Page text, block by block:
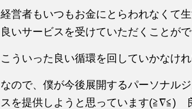
経営者もいつもお金にとらわれなくて
良いサービスを受けていただくことが
こういった良い循環を回していかなけ
なので、僕が今後展開するパーソナル
スを提供しようと思っています(≧∇≦)